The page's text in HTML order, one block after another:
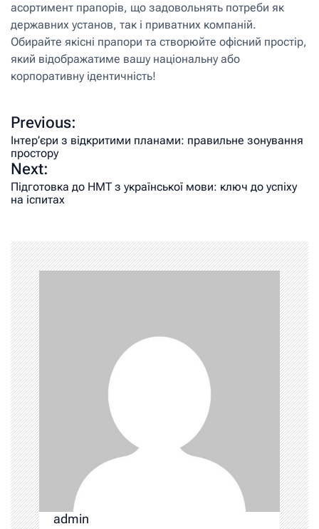
асортимент прапорів, що задовольнять потреби як
державних установ, так і приватних компаній.
Обирайте якісні прапори та створюйте офісний простір,
який відображатиме вашу національну або
корпоративну ідентичність!
Previous:
Інтер’єри з відкритими планами: правильне зонування
простору
Next:
Підготовка до НМТ з української мови: ключ до успіху
на іспитах
admin